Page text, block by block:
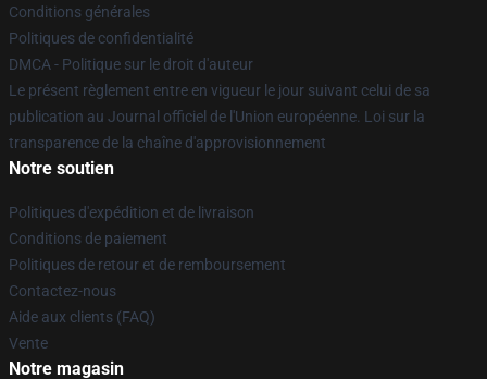
Conditions générales
Politiques de confidentialité
DMCA - Politique sur le droit d'auteur
Le présent règlement entre en vigueur le jour suivant celui de sa
publication au Journal officiel de l'Union européenne. Loi sur la
transparence de la chaîne d'approvisionnement
Notre soutien
Politiques d'expédition et de livraison
Conditions de paiement
Politiques de retour et de remboursement
Contactez-nous
Aide aux clients (FAQ)
Vente
Notre magasin